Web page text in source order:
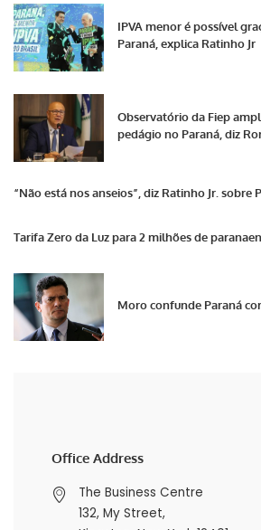
IPVA menor é possível
Paraná, explica Ratinho Jr
Observatório da Fiep
pedágio no Paraná, diz
“Não está nos anseios”, diz Ratinho Jr. sobre
Tarifa Zero da Luz para 2 milhões de
Moro confunde Paraná
Office Address
The Business Centre
132, My Street,